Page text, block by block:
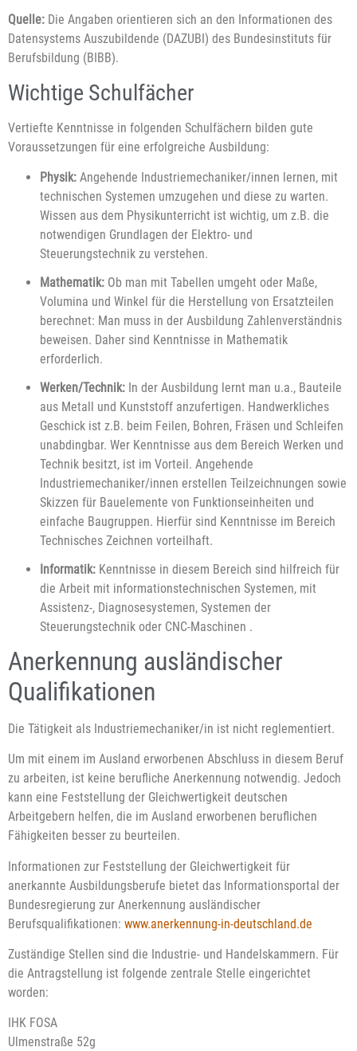
Quelle: Die Angaben orientieren sich an den Informationen des
Datensystems Auszubildende (DAZUBI) des Bundesinstituts für
Berufsbildung (BIBB).
Wichtige Schulfächer
Vertiefte Kenntnisse in folgenden Schulfächern bilden gute
Voraussetzungen für eine erfolgreiche Ausbildung:
Physik: Angehende Industriemechaniker/innen lernen, mit
technischen Systemen umzugehen und diese zu warten.
Wissen aus dem Physikunterricht ist wichtig, um z.B. die
notwendigen Grundlagen der Elektro- und
Steuerungstechnik zu verstehen.
Mathematik: Ob man mit Tabellen umgeht oder Maße,
Volumina und Winkel für die Herstellung von Ersatzteilen
berechnet: Man muss in der Ausbildung Zahlenverständnis
beweisen. Daher sind Kenntnisse in Mathematik
erforderlich.
Werken/Technik: In der Ausbildung lernt man u.a., Bauteile
aus Metall und Kunststoff anzufertigen. Handwerkliches
Geschick ist z.B. beim Feilen, Bohren, Fräsen und Schleifen
unabdingbar. Wer Kenntnisse aus dem Bereich Werken und
Technik besitzt, ist im Vorteil. Angehende
Industriemechaniker/innen erstellen Teilzeichnungen sowie
Skizzen für Bauelemente von Funktionseinheiten und
einfache Baugruppen. Hierfür sind Kenntnisse im Bereich
Technisches Zeichnen vorteilhaft.
Informatik: Kenntnisse in diesem Bereich sind hilfreich für
die Arbeit mit informationstechnischen Systemen, mit
Assistenz-, Diagnosesystemen, Systemen der
Steuerungstechnik oder CNC-Maschinen .
Anerkennung ausländischer
Qualifikationen
Die Tätigkeit als Industriemechaniker/in ist nicht reglementiert.
Um mit einem im Ausland erworbenen Abschluss in diesem Beruf
zu arbeiten, ist keine berufliche Anerkennung notwendig. Jedoch
kann eine Feststellung der Gleichwertigkeit deutschen
Arbeitgebern helfen, die im Ausland erworbenen beruflichen
Fähigkeiten besser zu beurteilen.
Informationen zur Feststellung der Gleichwertigkeit für
anerkannte Ausbildungsberufe bietet das Informationsportal der
Bundesregierung zur Anerkennung ausländischer
Berufsqualifikationen: www.anerkennung-in-deutschland.de
Zuständige Stellen sind die Industrie- und Handelskammern. Für
die Antragstellung ist folgende zentrale Stelle eingerichtet
worden:
IHK FOSA
Ulmenstraße 52g